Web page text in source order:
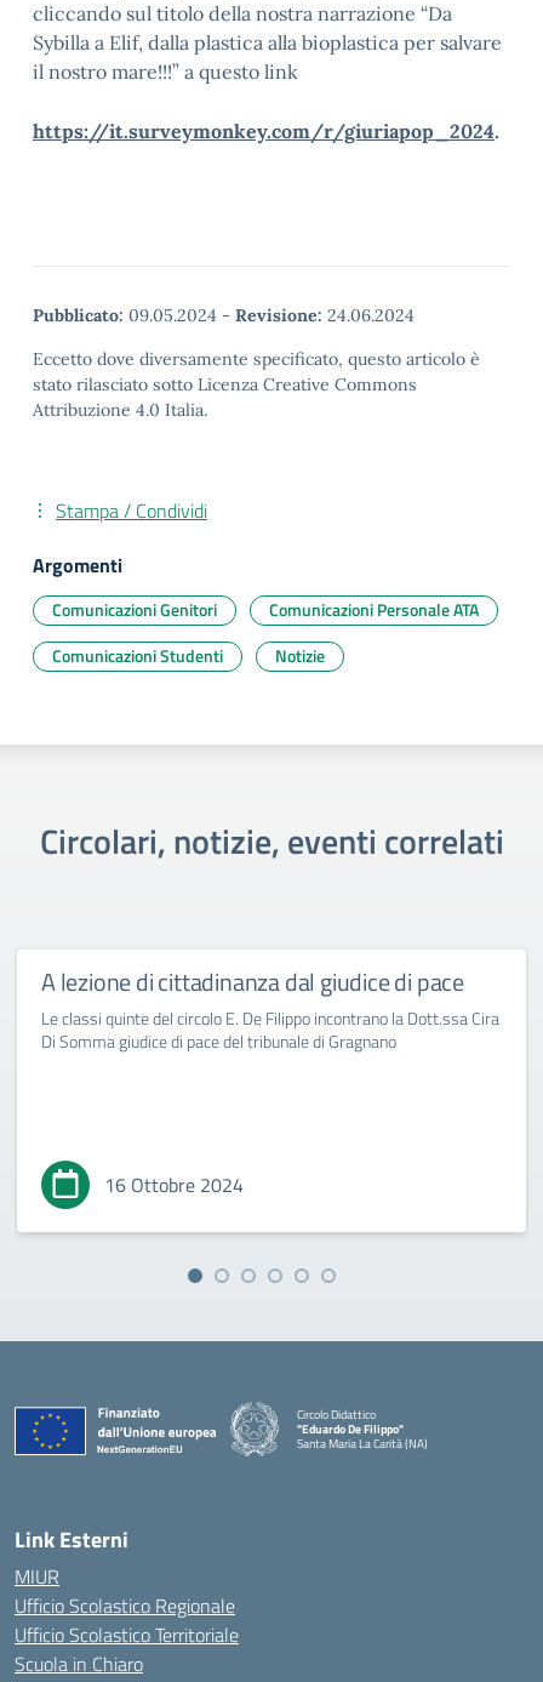
cliccando sul titolo della nostra narrazione “Da
Sybilla a Elif, dalla plastica alla bioplastica per salvare
il nostro mare!!!” a questo link
https://it.surveymonkey.com/r/giuriapop_2024.
Pubblicato: 09.05.2024 - Revisione: 24.06.2024
Eccetto dove diversamente specificato, questo articolo è
stato rilasciato sotto Licenza Creative Commons
Attribuzione 4.0 Italia.
Stampa / Condividi
Argomenti
Comunicazioni Genitori
Comunicazioni Personale ATA
Comunicazioni Studenti
Notizie
Circolari, notizie, eventi correlati
A lezione di cittadinanza dal giudice di pace
Le classi quinte del circolo E. De Filippo incontrano la Dott.ssa Cira
Di Somma giudice di pace del tribunale di Gragnano
16 Ottobre 2024
Circolo Didattico
"Eduardo De Filippo"
Santa Maria La Carità (NA)
Link Esterni
MIUR
Ufficio Scolastico Regionale
Ufficio Scolastico Territoriale
Scuola in Chiaro